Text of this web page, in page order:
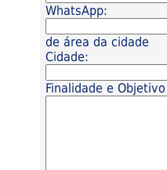
WhatsApp:
de área da cidade
Cidade:
Finalidade e